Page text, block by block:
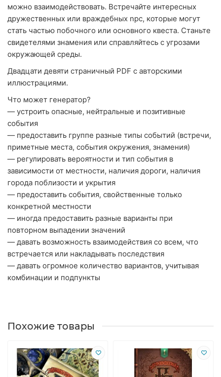
можно взаимодействовать. Встречайте интересных
дружественных или враждебных npc, которые могут
стать частью побочного или основного квеста. Станьте
свидетелями знамения или справляйтесь с угрозами
окружающей среды.
Двадцати девяти страничный PDF с авторскими
иллюстрациями.
Что может генератор?
— устроить опасные, нейтральные и позитивные
события
— предоставить группе разные типы событий (встречи,
приметные места, события окружения, знамения)
— регулировать вероятности и тип события в
зависимости от местности, наличия дороги, наличия
города поблизости и укрытия
— предоставить события, свойственные только
конкретной местности
— иногда предоставить разные варианты при
повторном выпадении значений
— давать возможность взаимодействия со всем, что
встречается или накладывать последствия
— давать огромное количество вариантов, учитывая
комбинации и подпункты
Похожие товары